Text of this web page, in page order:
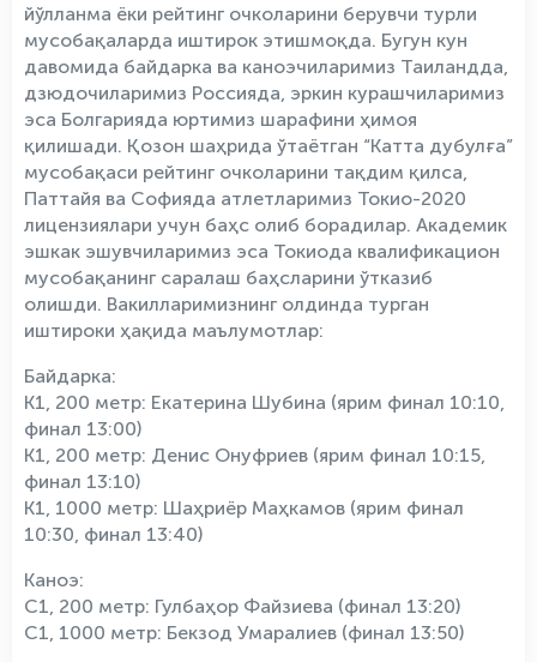
йўлланма ёки рейтинг очколарини берувчи турли
мусобақаларда иштирок этишмоқда. Бугун кун
давомида байдарка ва каноэчиларимиз Таиландда,
дзюдочиларимиз Россияда, эркин курашчиларимиз
эса Болгарияда юртимиз шарафини ҳимоя
қилишади. Қозон шаҳрида ўтаётган “Катта дубулға”
мусобақаси рейтинг очколарини тақдим қилса,
Паттайя ва Софияда атлетларимиз Токио-2020
лицензиялари учун баҳс олиб борадилар. Академик
эшкак эшувчиларимиз эса Токиода квалификацион
мусобақанинг саралаш баҳсларини ўтказиб
олишди. Вакилларимизнинг олдинда турган
иштироки ҳақида маълумотлар:
Байдарка:
К1, 200 метр: Екатерина Шубина (ярим финал 10:10,
финал 13:00)
К1, 200 метр: Денис Онуфриев (ярим финал 10:15,
финал 13:10)
К1, 1000 метр: Шаҳриёр Маҳкамов (ярим финал
10:30, финал 13:40)
Каноэ:
С1, 200 метр: Гулбаҳор Файзиева (финал 13:20)
С1, 1000 метр: Бекзод Умаралиев (финал 13:50)